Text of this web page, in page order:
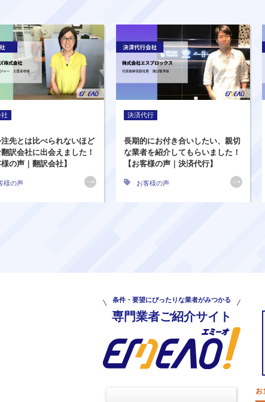
先とは比べられないほど
訳会社に出会えました！
の声｜翻訳会社】
様の声
決済代行
長期的にお付き合いしたい、親切
な業者を紹介してもらいました！
【お客様の声｜決済代行】
お客様の声
条件・要望にぴったりな業者がみつかる
専門業者ご紹介サイト